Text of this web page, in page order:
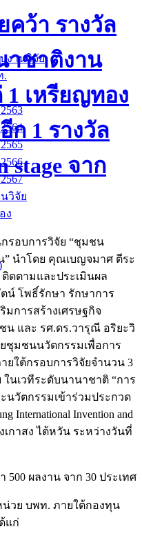
งานวิจัย
.
วิจัย
ง
ว้า รางวัล
าชาติงาน
1 เหรียญทอง
ก 1 รางวัล
stage จาก
รอบการวิจัย “ชุมชน
นำโดย คุณเบญจมาศ ตีระ
ตามและประเมินผล
น์ โพธิ์รักษา รักษาการ
มการสร้างเศรษฐกิจ
และ รศ.ดร.วารุณี อริยะวิ
ชุมชนนวัตกรรมเพื่อการ
ยใต้กรอบการวิจัยจำนวน 3
นเวทีระดับนานาชาติ “การ
นวัตกรรมเข้าร่วมประกวด
International Invention and
เกาสง ไต้หวัน ระหว่างวันที่
ผลงาน จาก 30 ประเทศ
วย บพท. ภายใต้กองทุน
แก่